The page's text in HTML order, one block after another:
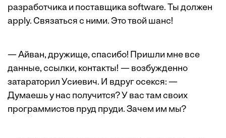
разработчика и поставщика software. Ты должен
apply. Связаться с ними. Это твой шанс!
— Айван, дружище, спасибо! Пришли мне все
данные, ссылки, контакты! — возбужденно
затараторил Усиевич. И вдруг осекся: —
Думаешь у нас получится? У вас там своих
программистов пруд пруди. Зачем им мы?